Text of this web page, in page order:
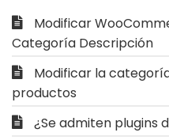
Modificar
Categoría Descripción
Modificar la
productos
¿Se admiten plugins